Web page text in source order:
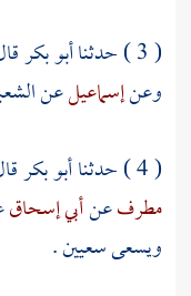
( 3 ) حدثنا
أبو بكر
وعنإسماعيلعن
( 4 ) حدثنا
أبو بكر
مطرفعنأبي إسحاق
ويسعى سعيين .